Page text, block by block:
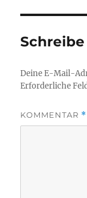
Deine E-Mail-
Erforderliche
KOMMENTAR *